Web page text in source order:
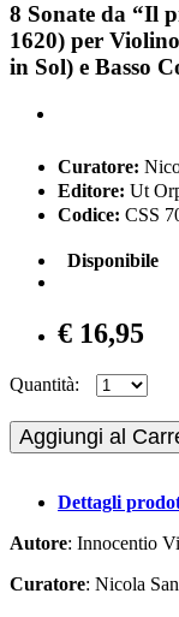
8 Sonate da “Il
1620) per
in Sol) e Basso
Curatore:
Editore: Ut
Codice: CSS
Disponibile
€ 16,95
Quantità:
Aggiungi al
Dettagli
Autore: Innocentio
Curatore: Nicola